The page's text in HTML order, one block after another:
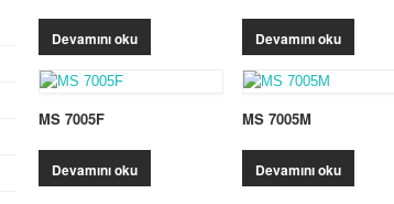
Devamını oku Devamını oku
MS 7005F
Devamını oku
MS 7005M
Devamını oku